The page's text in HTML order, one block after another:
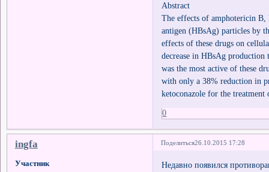
Abstract
The effects of amphotericin B,
antigen (HBsAg) particles by
effects of these drugs on
decrease in HBsAg production
was the most active of these
with only a 38% reduction in
ketoconazole for the
0
Поделиться26.10.2015 17:28
ingfa
Участник
Недавно появился